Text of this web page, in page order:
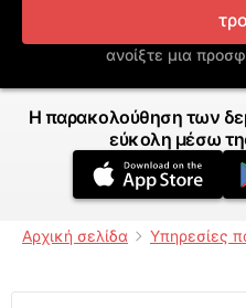
ανοίξτε μια
Η παρακολούθηση των
εύκολη μέσω
Αρχική σελίδα Υπηρεσίες